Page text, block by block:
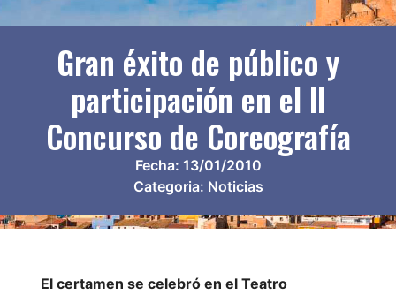
Gran éxito de público y
participación en el II
Concurso de Coreografía
Fecha: 13/01/2010
Categoria: Noticias
El certamen se celebró en el Teatro